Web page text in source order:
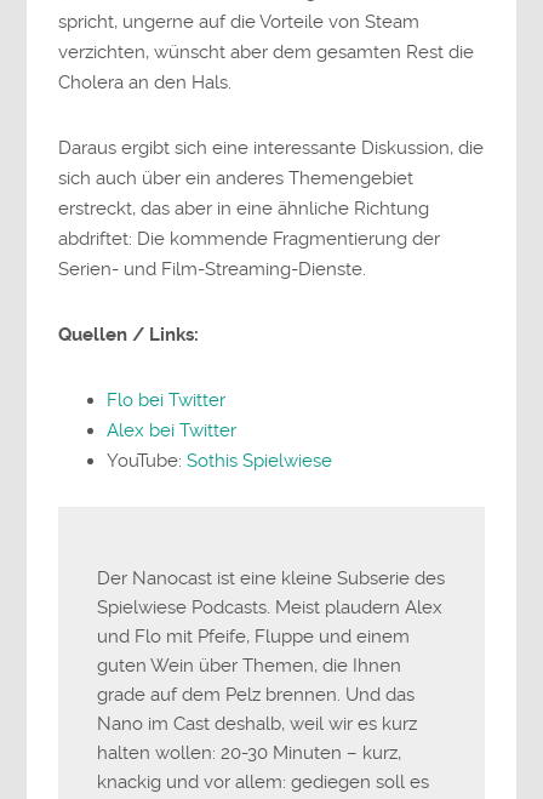
spricht, ungerne auf die Vorteile von Steam
verzichten, wünscht aber dem gesamten Rest die
Cholera an den Hals.
Daraus ergibt sich eine interessante Diskussion, die
sich auch über ein anderes Themengebiet
erstreckt, das aber in eine ähnliche Richtung
abdriftet: Die kommende Fragmentierung der
Serien- und Film-Streaming-Dienste.
Quellen / Links:
Flo bei Twitter
Alex bei Twitter
YouTube:Sothis Spielwiese
Der Nanocast ist eine kleine Subserie des
Spielwiese Podcasts. Meist plaudern Alex
und Flo mit Pfeife, Fluppe und einem
guten Wein über Themen, die Ihnen
grade auf dem Pelz brennen. Und das
Nano im Cast deshalb, weil wir es kurz
halten wollen: 20-30 Minuten – kurz,
knackig und vor allem: gediegen soll es